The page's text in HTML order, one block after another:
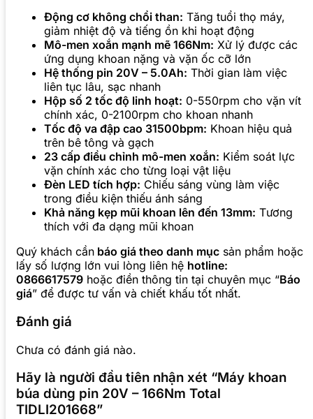
Động cơ không chổi than: Tăng tuổi thọ máy,
giảm nhiệt độ và tiếng ồn khi hoạt động
Mô-men xoắn mạnh mẽ 166Nm: Xử lý được các
ứng dụng khoan nặng và vặn ốc cỡ lớn
Hệ thống pin 20V – 5.0Ah: Thời gian làm việc
liên tục lâu, sạc nhanh
Hộp số 2 tốc độ linh hoạt: 0-550rpm cho vặn vít
chính xác, 0-2100rpm cho khoan nhanh
Tốc độ va đập cao 31500bpm: Khoan hiệu quả
trên bê tông và gạch
23 cấp điều chỉnh mô-men xoắn: Kiểm soát lực
vặn chính xác cho từng loại vật liệu
Đèn LED tích hợp: Chiếu sáng vùng làm việc
trong điều kiện thiếu ánh sáng
Khả năng kẹp mũi khoan lên đến 13mm: Tương
thích với đa dạng mũi khoan
Quý khách cần báo giá theo danh mục sản phẩm hoặc
lấy số lượng lớn vui lòng liên hệ hotline:
0866617579 hoặc điền thông tin tại chuyên mục “Báo
giá” để được tư vấn và chiết khấu tốt nhất.
Đánh giá
Chưa có đánh giá nào.
Hãy là người đầu tiên nhận xét “Máy khoan
búa dùng pin 20V – 166Nm Total
TIDLI201668”